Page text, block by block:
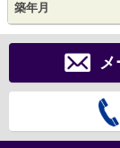
築年月
メ